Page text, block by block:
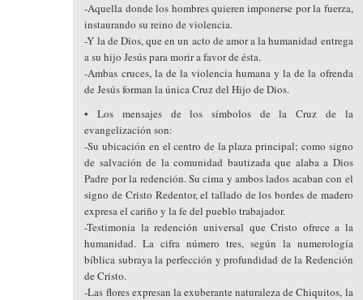
-Aquella donde los hombres quieren imponerse por la fuerza,
instaurando su reino de violencia.
-Y la de Dios, que en un acto de amor a la humanidad entrega
a su hijo Jesús para morir a favor de ésta.
-Ambas cruces, la de la violencia humana y la de la ofrenda
de Jesús forman la única Cruz del Hijo de Dios.
• Los mensajes de los símbolos de la Cruz de la
evangelización son:
-Su ubicación en el centro de la plaza principal; como signo
de salvación de la comunidad bautizada que alaba a Dios
Padre por la redención. Su cima y ambos lados acaban con el
signo de Cristo Redentor, el tallado de los bordes de madero
expresa el cariño y la fe del pueblo trabajador.
-Testimonia la redención universal que Cristo ofrece a la
humanidad. La cifra número tres, según la numerología
bíblica subraya la perfección y profundidad de la Redención
de Cristo.
-Las flores expresan la exuberante naturaleza de Chiquitos, la